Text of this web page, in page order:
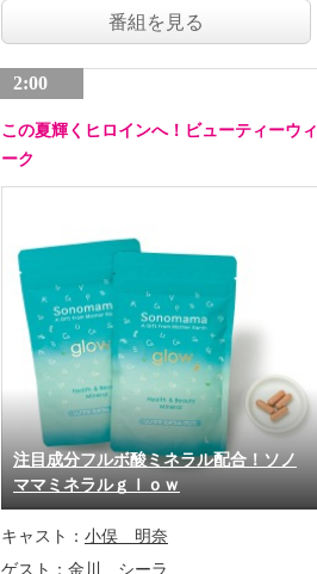
番組を見る
2:00
この夏輝くヒロインへ！ビューティーウィ
ーク
注目成分フルボ酸ミネラル配合！ソノ
ママミネラルｇｌｏｗ
キャスト： 小俣 明奈
ゲスト： 金川 シーラ